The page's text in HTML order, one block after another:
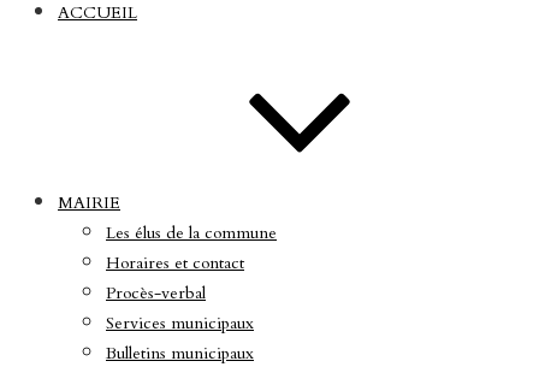
ACCUEIL
MAIRIE
Les élus de la commune
Horaires et contact
Procès-verbal
Services municipaux
Bulletins municipaux